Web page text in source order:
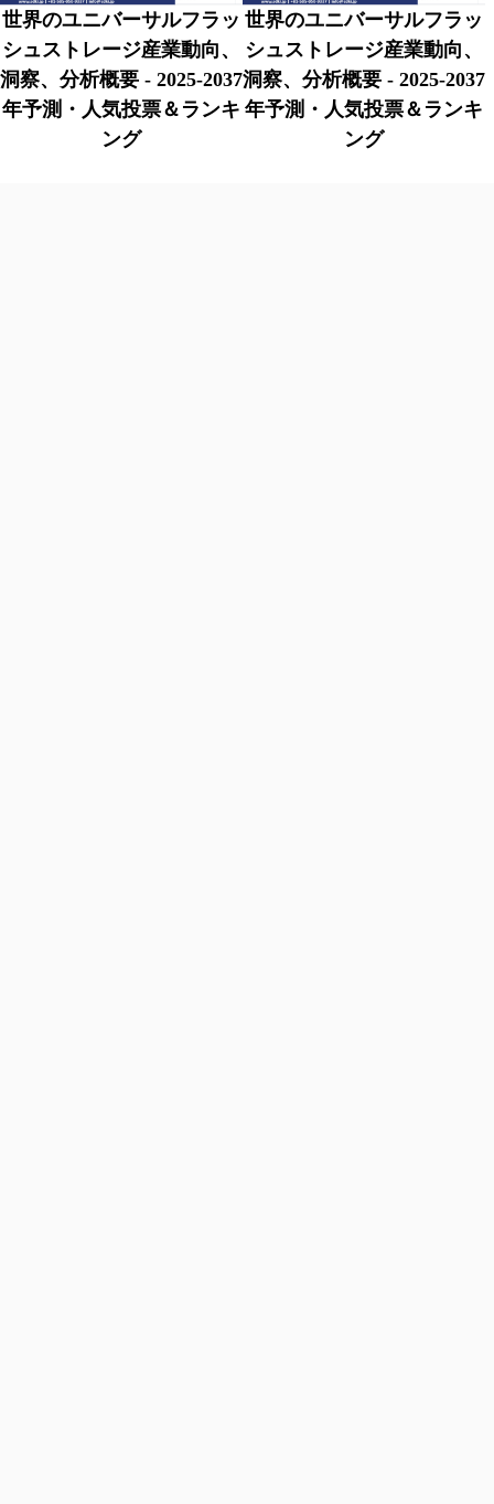
世界のユニバーサルフラッ
シュストレージ産業動向、
洞察、分析概要 - 2025-2037
年予測・人気投票＆ランキ
ング
世界のユニバーサルフラッ
シュストレージ産業動向、
洞察、分析概要 - 2025-2037
年予測・人気投票＆ランキ
ング